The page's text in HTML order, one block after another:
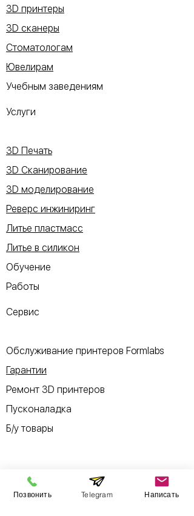
3D принтеры
3D сканеры
Стоматологам
Ювелирам
Учебным заведениям
Услуги
3D Печать
3D Сканирование
3D моделирование
Реверс инжиниринг
Литье пластмасс
Литье в силикон
Обучение
Работы
Сервис
Обслуживание принтеров Formlabs
Гарантии
Ремонт 3D принтеров
Пусконаладка
Б/у товары
Информация
Позвонить Telegram Написать